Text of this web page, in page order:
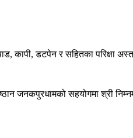
कापी, डटपेन र सहितका परिक्षा
जनकपुरधामको सहयोगमा श्री